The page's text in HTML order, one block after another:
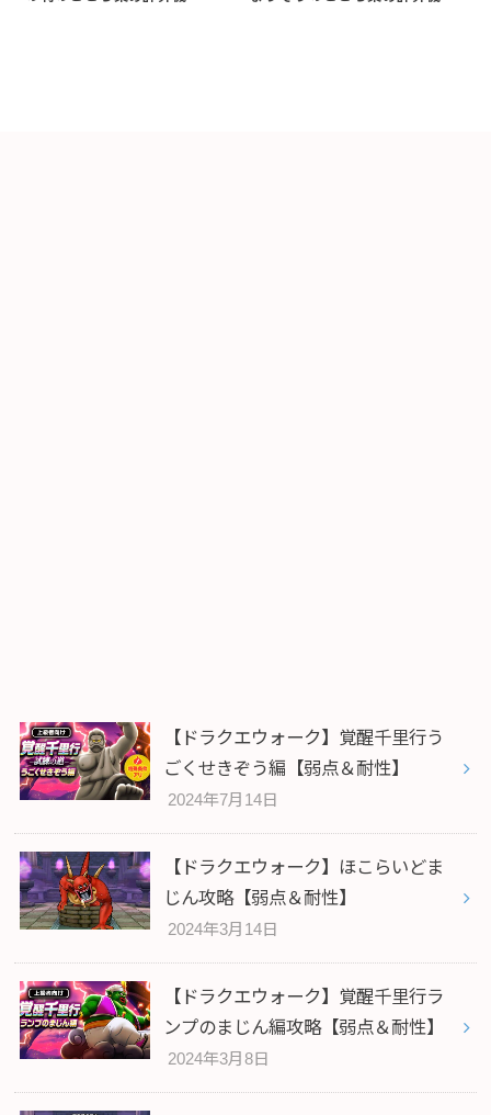
【ドラクエウォーク】覚醒千里行う
ごくせきぞう編【弱点＆耐性】
2024年7月14日
【ドラクエウォーク】ほこらいどま
じん攻略【弱点＆耐性】
2024年3月14日
【ドラクエウォーク】覚醒千里行ラ
ンプのまじん編攻略【弱点＆耐性】
2024年3月8日